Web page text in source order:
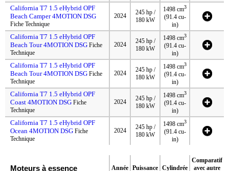
California T7 1.5 eHybrid OPF
Beach Camper 4MOTION DSG
Fiche Technique
2024
245 hp /
180 kW
1498 cm3
(91.4 cu-
in)
California T7 1.5 eHybrid OPF
Beach Tour 4MOTION DSG Fiche
Technique
2024
245 hp /
180 kW
1498 cm3
(91.4 cu-
in)
California T7 1.5 eHybrid OPF
Beach Tour 4MOTION DSG Fiche
Technique
2024
245 hp /
180 kW
1498 cm3
(91.4 cu-
in)
California T7 1.5 eHybrid OPF
Coast 4MOTION DSG Fiche
Technique
2024
245 hp /
180 kW
1498 cm3
(91.4 cu-
in)
California T7 1.5 eHybrid OPF
Ocean 4MOTION DSG Fiche
Technique
2024
245 hp /
180 kW
1498 cm3
(91.4 cu-
in)
Moteurs à essence Année Puissance Cylindrée
Comparatif
avec autre